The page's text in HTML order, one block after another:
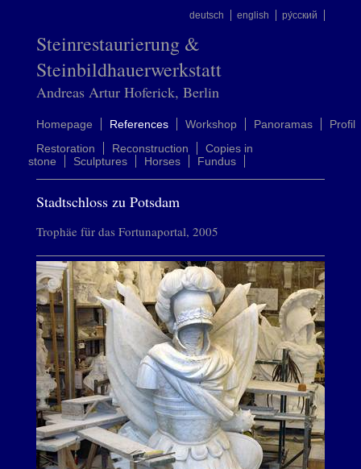
deutsch english ру́сский
Steinrestaurierung &
Steinbildhauerwerkstatt
Andreas Artur Hoferick, Berlin
Homepage References Workshop Panoramas
Profil
Restoration
Reconstruction
Copies in
stone
Sculptures Horses Fundus
Stadtschloss zu Potsdam
Trophäe für das Fortunaportal, 2005